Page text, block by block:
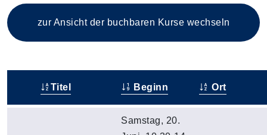
zur Ansicht der buchbaren Kurse wechseln
Titel Beginn Ort
Samstag, 20.